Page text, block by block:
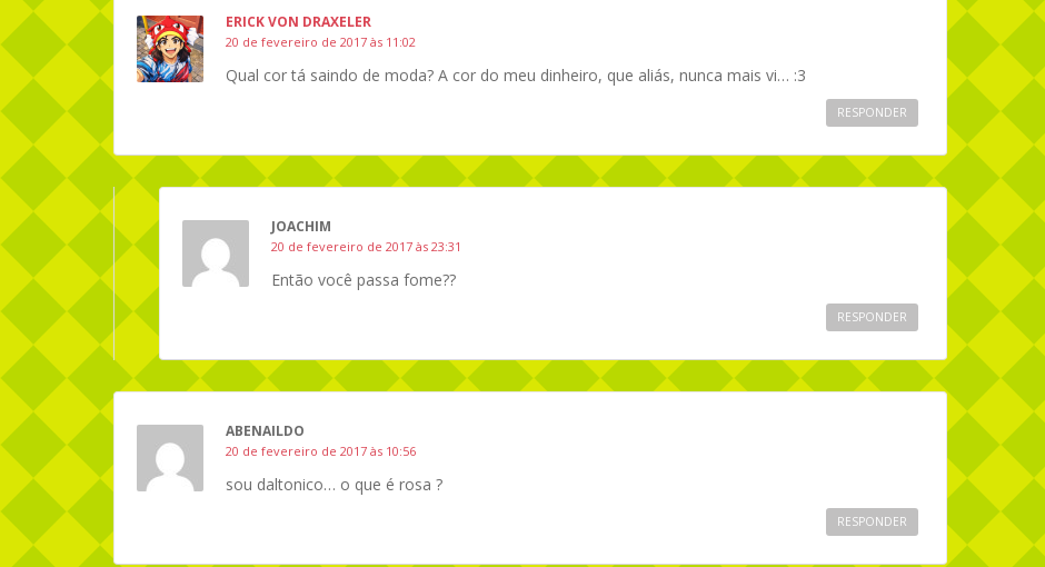
ERICK VON DRAXELER
20 de fevereiro de 2017 às 11:02
Qual cor tá saindo de moda? A cor do meu dinheiro, que aliás, nunca mais vi… :3
RESPONDER
JOACHIM
20 de fevereiro de 2017 às 23:31
Então você passa fome??
RESPONDER
ABENAILDO
20 de fevereiro de 2017 às 10:56
sou daltonico… o que é rosa ?
RESPONDER